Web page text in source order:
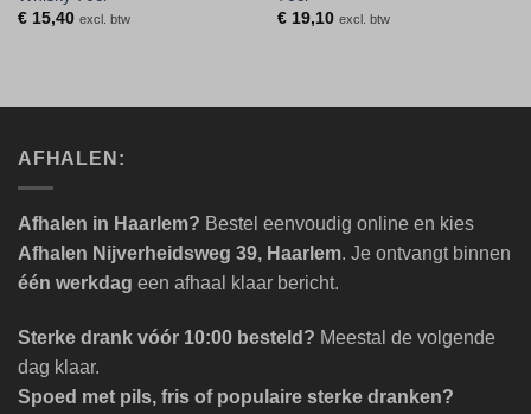
€15,40 excl. btw
€19,10 excl. btw
AFHALEN:
Afhalen in Haarlem? Bestel eenvoudig online en kies
Afhalen Nijverheidsweg 39, Haarlem. Je ontvangt binnen
één werkdag een afhaal klaar bericht.
Sterke drank vóór 10:00 besteld? Meestal de volgende
dag klaar.
Spoed met pils, fris of populaire sterke dranken?